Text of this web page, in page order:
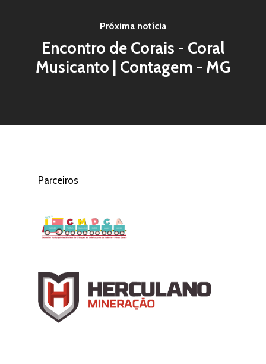
Próxima notícia
Encontro de Corais - Coral
Musicanto | Contagem - MG
Parceiros